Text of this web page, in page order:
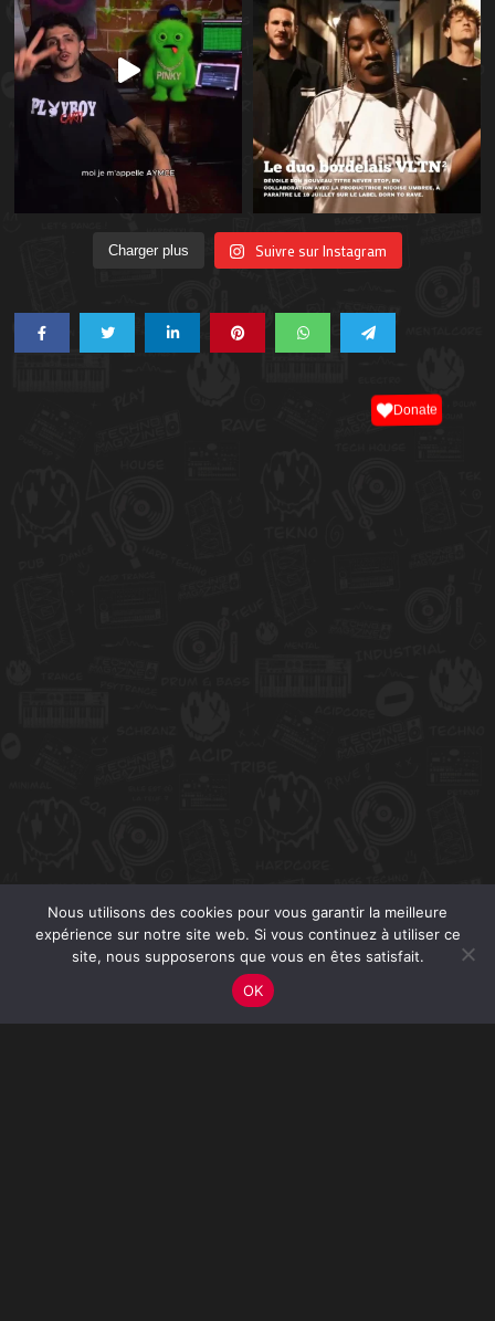
Charger plus Suivre sur Instagram
Nous utilisons des cookies pour vous garantir la meilleure
expérience sur notre site web. Si vous continuez à utiliser ce
site, nous supposerons que vous en êtes satisfait.
OK
Donate